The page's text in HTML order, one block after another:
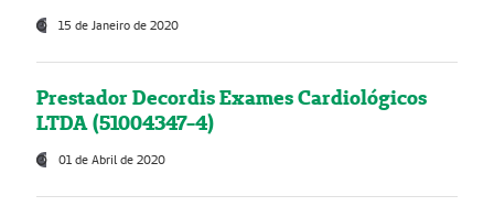
15 de Janeiro de 2020
Prestador Decordis Exames Cardiológicos
LTDA (51004347-4)
01 de Abril de 2020